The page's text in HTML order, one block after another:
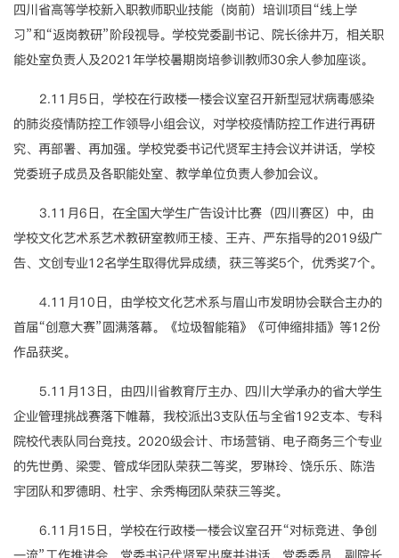
四川省高等学校新入职教师职业技能（岗前）培训项目“线上学
习”和“返岗教研”阶段视导。学校党委副书记、院长徐井万，相关职
能处室负责人及2021年学校暑期岗培参训教师30余人参加座谈。
2.11月5日，学校在行政楼一楼会议室召开新型冠状病毒感染
的肺炎疫情防控工作领导小组会议，对学校疫情防控工作进行再研
究、再部署、再加强。学校党委书记代贤军主持会议并讲话，学校
党委班子成员及各职能处室、教学单位负责人参加会议。
3.11月6日，在全国大学生广告设计比赛（四川赛区）中，由
学校文化艺术系艺术教研室教师王棱、王卉、严东指导的2019级广
告、文创专业12名学生取得优异成绩，获三等奖5个，优秀奖7个。
4.11月10日，由学校文化艺术系与眉山市发明协会联合主办的
首届“创意大赛”圆满落幕。《垃圾智能箱》《可伸缩排插》等12份
作品获奖。
5.11月13日，由四川省教育厅主办、四川大学承办的省大学生
企业管理挑战赛落下帷幕，我校派出3支队伍与全省192支本、专科
院校代表队同台竞技。2020级会计、市场营销、电子商务三个专业
的先世勇、梁雯、管成华团队荣获二等奖，罗琳玲、饶乐乐、陈浩
宇团队和罗德明、杜宇、余秀梅团队荣获三等奖。
6.11月15日，学校在行政楼一楼会议室召开“对标竞进、争创